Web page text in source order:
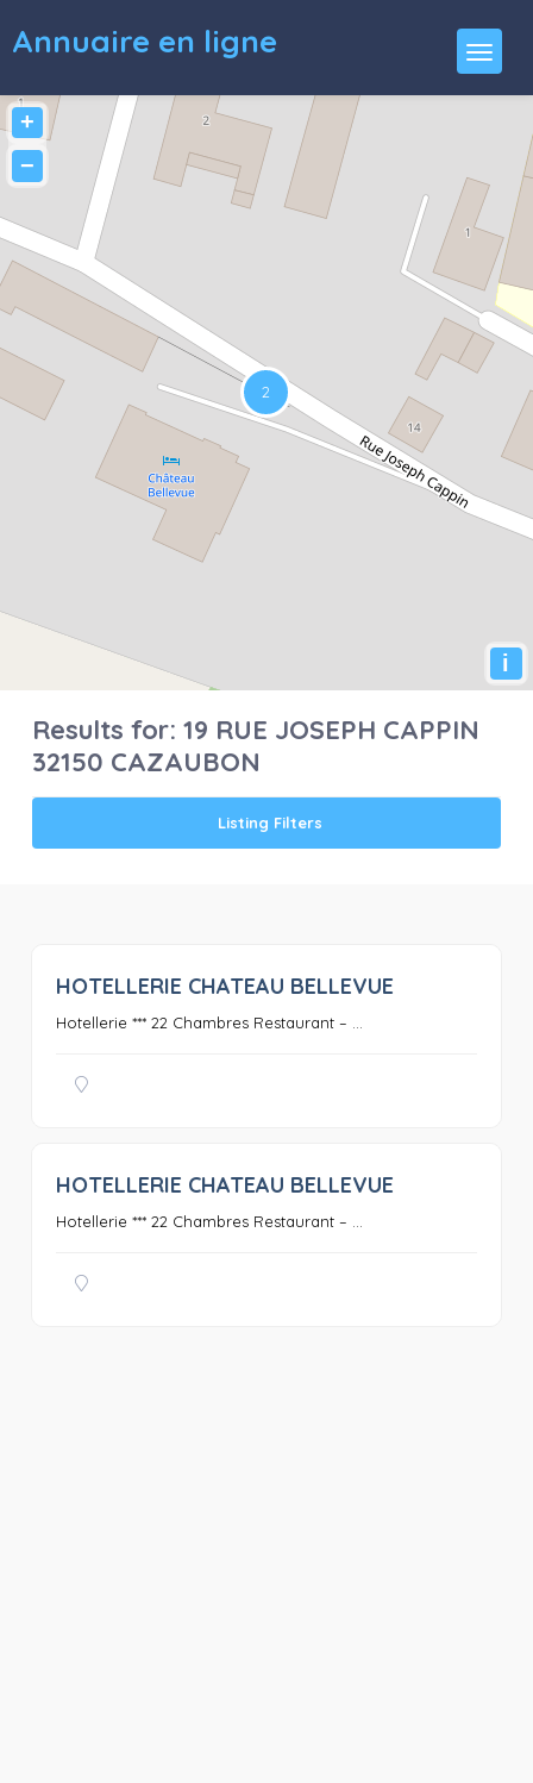
Annuaire en ligne
+
−
i
Results for:19 RUE JOSEPH CAPPIN
32150 CAZAUBON
Listing Filters
HOTELLERIE CHATEAU BELLEVUE
Hotellerie *** 22 Chambres Restaurant – ...
HOTELLERIE CHATEAU BELLEVUE
Hotellerie *** 22 Chambres Restaurant – ...